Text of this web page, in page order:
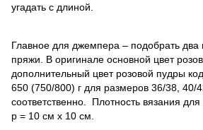
угадать с длиной.
Главное для джемпера – подобрать два
пряжи. В оригинале основной цвет
дополнительный цвет розовой пудры
650 (750/800) г для размеров 36/38, 40/
соответственно. Плотность вязания
р = 10 см х 10 см.